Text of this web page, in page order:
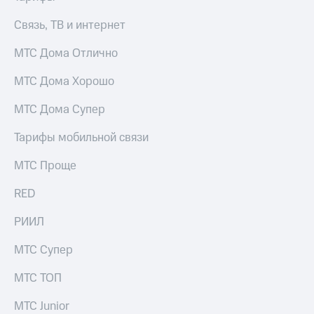
Связь, ТВ и интернет
МТС Дома Отлично
МТС Дома Хорошо
МТС Дома Супер
Тарифы мобильной связи
МТС Проще
RED
РИИЛ
МТС Супер
МТС ТОП
МТС Junior